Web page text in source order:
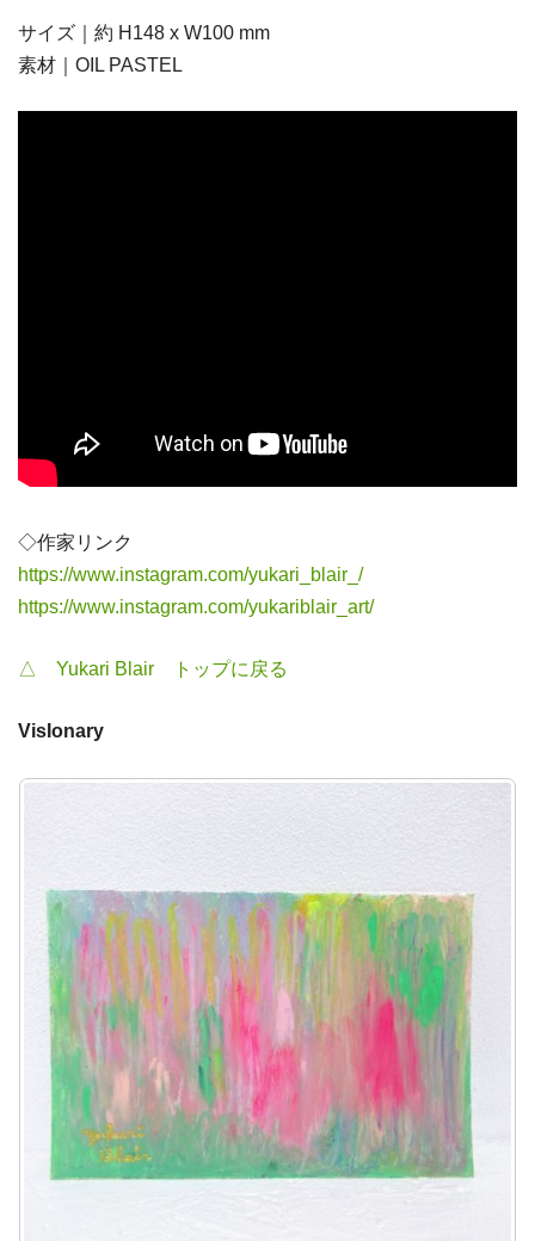
サイズ｜約 H148 x W100 mm
素材｜OIL PASTEL
◇作家リンク
https://www.instagram.com/yukari_blair_/
https://www.instagram.com/yukariblair_art/
△ Yukari Blair トップに戻る
VisIonary